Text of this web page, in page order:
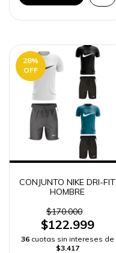
28%
OFF
CONJUNTO NIKE DRI-FIT
HOMBRE
$170.000
$122.999
36 cuotas sin intereses de
$3.417